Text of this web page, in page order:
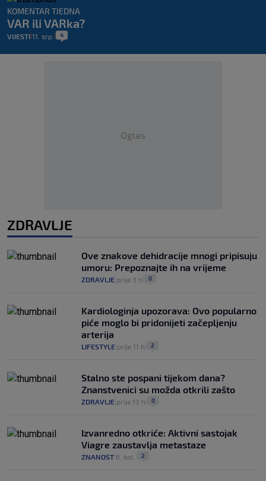
KOMENTAR TJEDNA
VAR ili VARka?
VIJESTI 11. srp. 4
Oglas
ZDRAVLJE
Ove znakove dehidracije mnogi pripisuju
umoru: Prepoznajte ih na vrijeme
ZDRAVLJE prije 3 h 0
Kardiologinja upozorava: Ovo popularno
piće moglo bi pridonijeti začepljenju
arterija
LIFESTYLE prije 11 h 2
Stalno ste pospani tijekom dana?
Znanstvenici su možda otkrili zašto
ZDRAVLJE prije 13 h 0
Izvanredno otkriće: Aktivni sastojak
Viagre zaustavlja metastaze
ZNANOST 6. kol. 2